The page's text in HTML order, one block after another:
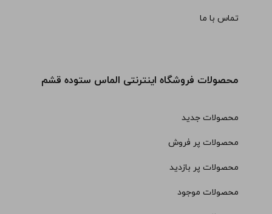
تماس با ما
محصولات فروشگاه اینترنتی الماس ستوده قشم
محصولات جدید
محصولات پر فروش
محصولات پر بازدید
محصولات موجود